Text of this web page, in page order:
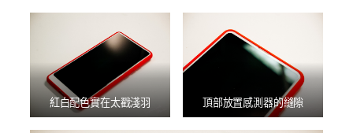
紅白配色實在太戳淺羽 頂部放置感測器的縫隙